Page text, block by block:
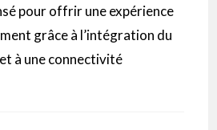
pour offrir une expérience
grâce à l’intégration du
à une connectivité